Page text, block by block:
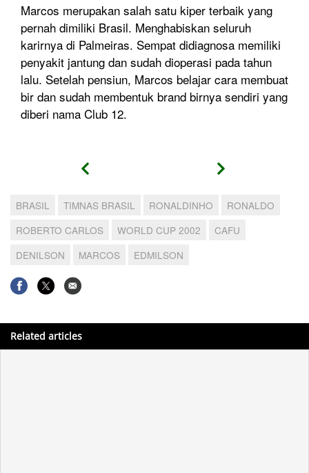
Marcos merupakan salah satu kiper terbaik yang
pernah dimiliki Brasil. Menghabiskan seluruh
karirnya di Palmeiras. Sempat didiagnosa memiliki
penyakit jantung dan sudah dioperasi pada tahun
lalu. Setelah pensiun, Marcos belajar cara membuat
bir dan sudah membentuk brand birnya sendiri yang
diberi nama Club 12.
BRASIL TIMNAS BRASIL RONALDINHO
RONALDO
ROBERTO CARLOS
WORLD CUP 2002
CAFU
DENILSON
MARCOS EDMILSON
Related articles